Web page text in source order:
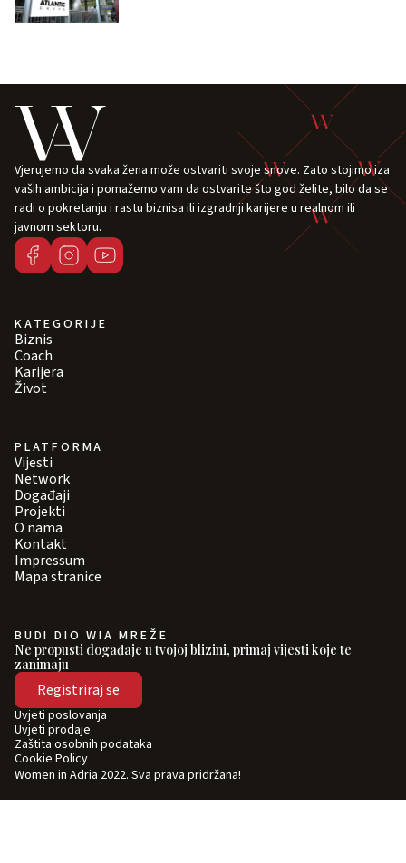
Vjerujemo da svaka žena može ostvariti svoje snove. Zato stojimo iza
vaših ambicija i pomažemo vam da ostvarite što god želite, bilo da se
radi o pokretanju i rastu biznisa ili izgradnji karijere u realnom ili
javnom sektoru.
KATEGORIJE
Biznis
Coach
Karijera
Život
PLATFORMA
Vijesti
Network
Događaji
Projekti
O nama
Kontakt
Impressum
Mapa stranice
BUDI DIO WIA MREŽE
Ne propusti događaje u tvojoj blizini, primaj vijesti koje te
zanimaju
Registriraj se
Women in Adria 2022. Sva prava pridržana!
Uvjeti poslovanja
Uvjeti prodaje
Zaštita osobnih podataka
Cookie Policy